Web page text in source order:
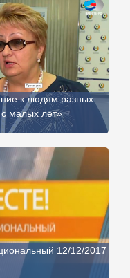
к людям разных
малых лет»
12/12/2017